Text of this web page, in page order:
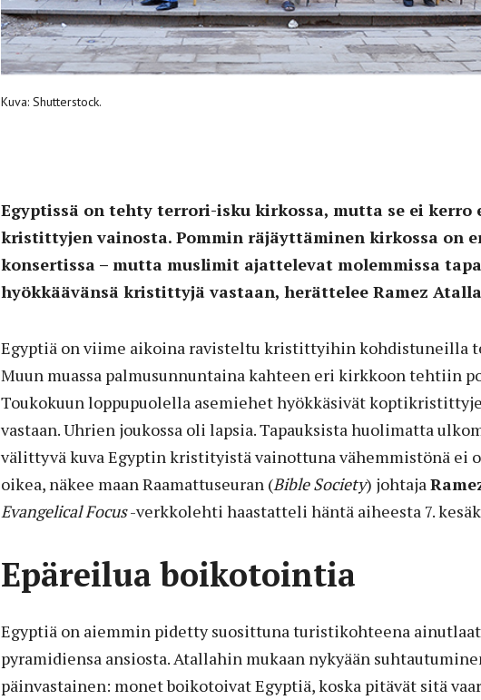
Kuva: Shutterstock.
Egyptissä on tehty terrori-isku kirkossa, mutta se ei kerro
kristittyjen vainosta. Pommin räjäyttäminen kirkossa on
konsertissa – mutta muslimit ajattelevat molemmissa
hyökkäävänsä kristittyjä vastaan, herättelee Ramez
Egyptiä on viime aikoina ravisteltu kristittyihin kohdistuneilla
Muun muassa palmusunnuntaina kahteen eri kirkkoon tehtiin
Toukokuun loppupuolella asemiehet hyökkäsivät
vastaan. Uhrien joukossa oli lapsia. Tapauksista huolimatta
välittyvä kuva Egyptin kristityistä vainottuna vähemmistönä ei
oikea, näkee maan Raamattuseuran (Bible Society) johtaja
Evangelical Focus-verkkolehti haastatteli häntä aiheesta 7.
Epäreilua boikotointia
Egyptiä on aiemmin pidetty suosittuna turistikohteena
pyramidiensa ansiosta. Atallahin mukaan nykyään
päinvastainen: monet boikotoivat Egyptiä, koska pitävät sitä